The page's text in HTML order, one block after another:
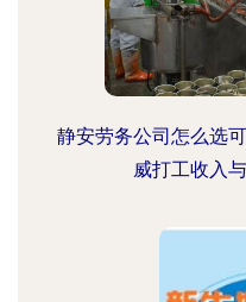
静安劳务公司怎么选
威打工收入